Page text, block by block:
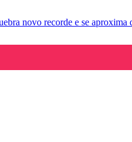
novo recorde e se aproxima